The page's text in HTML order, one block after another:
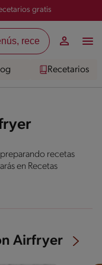
gratis
Recetarios
recetas
en Recetas
Airfryer